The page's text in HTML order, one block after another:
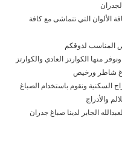
الألوان التي تتماشى مع كافة
المناسب لذوقكم
منها الكوارتز العادي والكوارتز
شاطر ورخيص
السكنية ونقوم باستخدام الصباغ
والأدراج
الجابر لدينا صباغ جدران